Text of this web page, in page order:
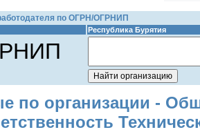
по ОГРН/ОГРНИП
Республика Бурятия
по организации -